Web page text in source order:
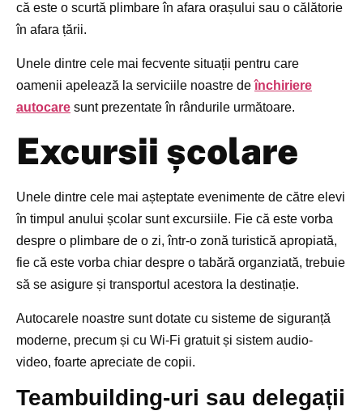
că este o scurtă plimbare în afara orașului sau o călătorie
în afara țării.
Unele dintre cele mai fecvente situații pentru care
oamenii apelează la serviciile noastre deînchiriere
autocare sunt prezentate în rândurile următoare.
Excursii școlare
Unele dintre cele mai așteptate evenimente de către elevi
în timpul anului școlar sunt excursiile. Fie că este vorba
despre o plimbare de o zi, într-o zonă turistică apropiată,
fie că este vorba chiar despre o tabără organziată, trebuie
să se asigure și transportul acestora la destinație.
Autocarele noastre sunt dotate cu sisteme de siguranță
moderne, precum și cu Wi-Fi gratuit și sistem audio-
video, foarte apreciate de copii.
Teambuilding-uri sau delegații